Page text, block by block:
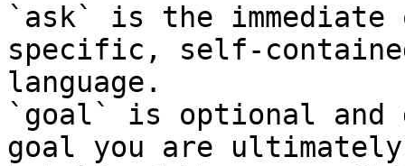
`ask` is the
specific, self-
language.
`goal` is optional and
goal you are